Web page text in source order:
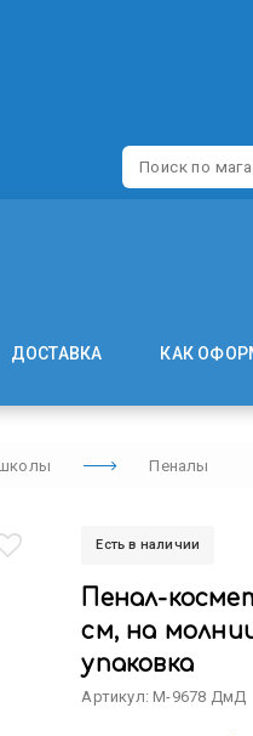
ДОСТАВКА КАК
Пеналы
Есть в наличии
Пенал-
см, на
упаковка
Артикул: M-9678 ДмД